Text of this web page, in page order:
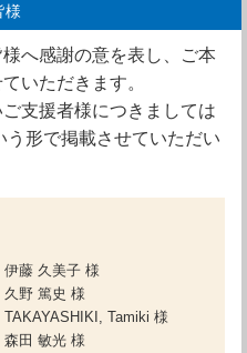
様
へ感謝の意を表し、ご本
いただきます。
支援者様につきましては
う形で掲載させていただい
伊藤 久美子 様
久野 篤史 様
TAKAYASHIKI, Tamiki 様
森田 敏光 様